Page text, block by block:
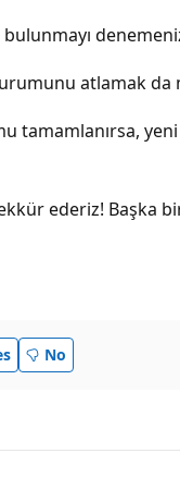
atlamak
tamamlanırsa,
ederiz! Başka
No